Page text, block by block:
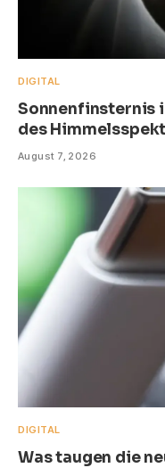
DIGITAL
Sonnenfinsternis
des
August 7, 2026
DIGITAL
Was taugen die